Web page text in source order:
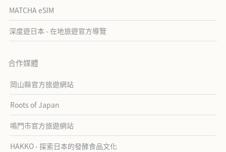
MATCHA eSIM
深度遊日本 - 在地旅遊官方導覽
合作媒體
岡山縣官方旅遊網站
Roots of Japan
鳴門市官方旅遊網站
HAKKO - 探索日本的發酵食品文化